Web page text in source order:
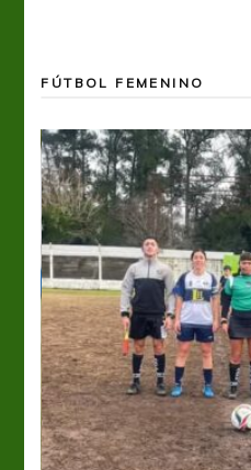
FÚTBOL FEMENINO